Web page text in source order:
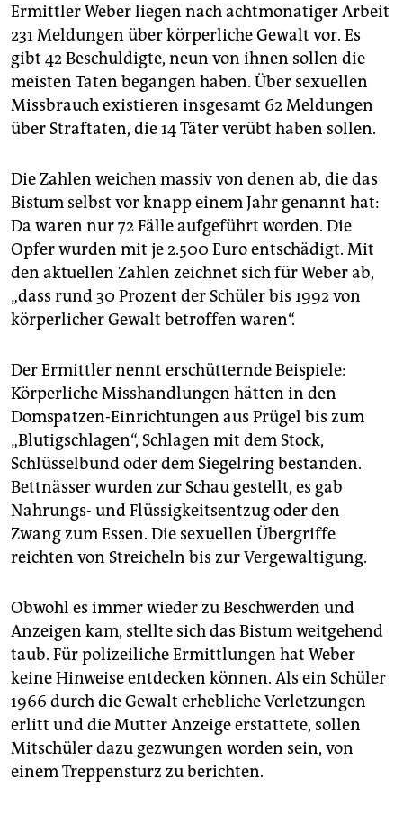
Ermittler Weber liegen nach achtmonatiger Arbeit
231 Meldungen über körperliche Gewalt vor. Es
gibt 42 Beschuldigte, neun von ihnen sollen die
meisten Taten begangen haben. Über sexuellen
Missbrauch existieren insgesamt 62 Meldungen
über Straftaten, die 14 Täter verübt haben sollen.
Die Zahlen weichen massiv von denen ab, die das
Bistum selbst vor knapp einem Jahr genannt hat:
Da waren nur 72 Fälle aufgeführt worden. Die
Opfer wurden mit je 2.500 Euro entschädigt. Mit
den aktuellen Zahlen zeichnet sich für Weber ab,
„dass rund 30 Prozent der Schüler bis 1992 von
körperlicher Gewalt betroffen waren“.
Der Ermittler nennt erschütternde Beispiele:
Körperliche Misshandlungen hätten in den
Domspatzen-Einrichtungen aus Prügel bis zum
„Blutigschlagen“, Schlagen mit dem Stock,
Schlüsselbund oder dem Siegelring bestanden.
Bettnässer wurden zur Schau gestellt, es gab
Nahrungs- und Flüssigkeitsentzug oder den
Zwang zum Essen. Die sexuellen Übergriffe
reichten von Streicheln bis zur Vergewaltigung.
Obwohl es immer wieder zu Beschwerden und
Anzeigen kam, stellte sich das Bistum weitgehend
taub. Für polizeiliche Ermittlungen hat Weber
keine Hinweise entdecken können. Als ein Schüler
1966 durch die Gewalt erhebliche Verletzungen
erlitt und die Mutter Anzeige erstattete, sollen
Mitschüler dazu gezwungen worden sein, von
einem Treppensturz zu berichten.